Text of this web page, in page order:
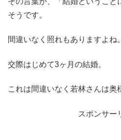
そうです。
間違いなく照れもありますよね。
交際はじめて3ヶ月の結婚。
これは間違いなく若林さんは奥
スポンサー